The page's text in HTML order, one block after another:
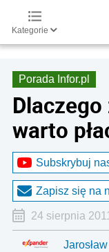
Kategorie
Porada Infor.pl
warto
Subskrybuj
Zapisz się na
24 sierpnia